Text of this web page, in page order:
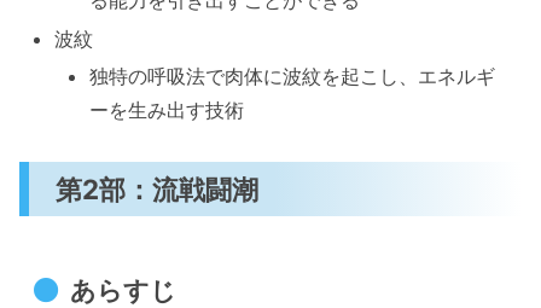
波紋
独特の呼吸法で肉体に波紋を起こし、エネルギ
ーを生み出す技術
第2部：流戦闘潮
あらすじ